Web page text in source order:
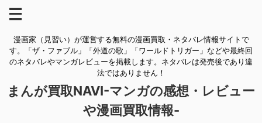
漫画家（見習い）が運営する無料の漫画買取・ネタバレ情報サイトで
す。「ザ・ファブル」「外道の歌」「ワールドトリガー」などや最終回
のネタバレやマンガレビューを掲載します。ネタバレは発売後であり違
法ではありません！
まんが買取NAVI-マンガの感想・レビュー
や漫画買取情報-